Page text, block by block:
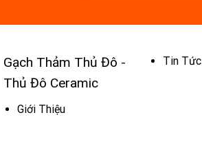
Gạch Thảm Thủ Đô -
Thủ Đô Ceramic
Giới Thiệu
Tin Tức